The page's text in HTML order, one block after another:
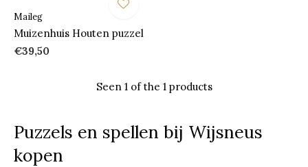
Maileg
Muizenhuis Houten puzzel
€39,50
Seen 1 of the 1 products
Puzzels en spellen bij Wijsneus
kopen